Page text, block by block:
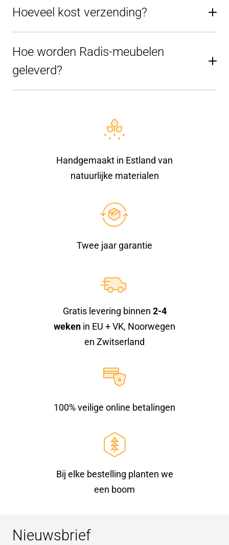
Hoeveel kost verzending?
Hoe worden Radis-meubelen
geleverd?
Handgemaakt in Estland van
natuurlijke materialen
Twee jaar garantie
Gratis levering binnen 2-4
weken in EU + VK, Noorwegen
en Zwitserland
100% veilige online betalingen
Bij elke bestelling planten we
een boom
Nieuwsbrief